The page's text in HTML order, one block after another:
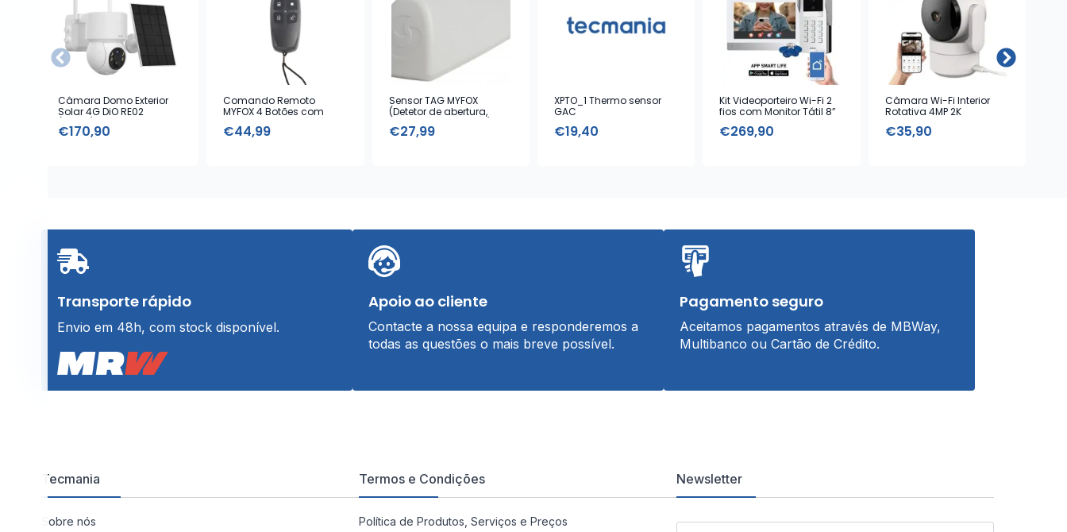
Câmara Domo Exterior
Solar 4G DiO RE02
€170,90
Comando Remoto
MYFOX 4 Botões com
€44,99
Sensor TAG MYFOX
(Detetor de abertura,
€27,99
XPTO_1 Thermo sensor
GAC
€19,40
Kit Videoporteiro Wi-Fi 2
fios com Monitor Tátil 8”
€269,90
Câmara Wi-Fi Interior
Rotativa 4MP 2K
€35,90
Transporte rápido
Envio em 48h, com stock disponível.
Apoio ao cliente
Contacte a nossa equipa e responderemos a
todas as questões o mais breve possível.
Pagamento seguro
Aceitamos pagamentos através de MBWay,
Multibanco ou Cartão de Crédito.
Tecmania
Sobre nós
Termos e Condições
Política de Produtos, Serviços e Preços
Newsletter